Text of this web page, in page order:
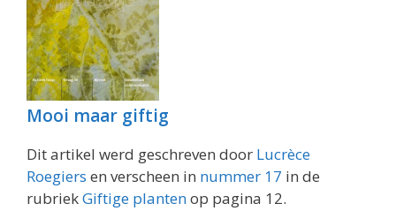
Mooi maar giftig
Dit artikel werd geschreven door Lucrèce
Roegiers en verscheen in nummer 17 in de
rubriekGiftige plantenop pagina 12.